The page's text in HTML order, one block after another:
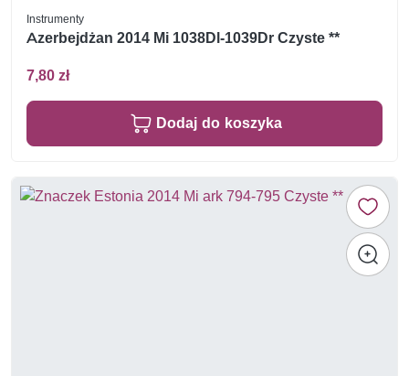
Instrumenty
Azerbejdżan 2014 Mi 1038Dl-1039Dr Czyste **
7,80 zł
Dodaj do koszyka